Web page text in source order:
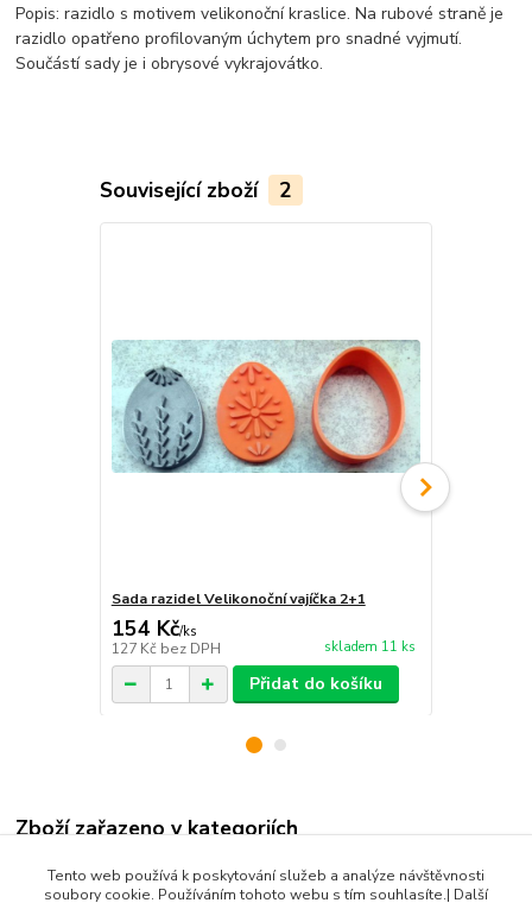
Popis: razidlo s motivem velikonoční kraslice. Na rubové straně je
razidlo opatřeno profilovaným úchytem pro snadné vyjmutí.
Součástí sady je i obrysové vykrajovátko.
Související zboží 2
Sada razidel Velikonoční vajíčka 2+1
154 Kč/ks
127 Kč bez DPH skladem 11 ks
Přidat do košíku
Zboží zařazeno v kategoriích
Velikonoce
Tento web používá k poskytování služeb a analýze návštěvnosti
soubory cookie. Používáním tohoto webu s tím souhlasíte.| Další